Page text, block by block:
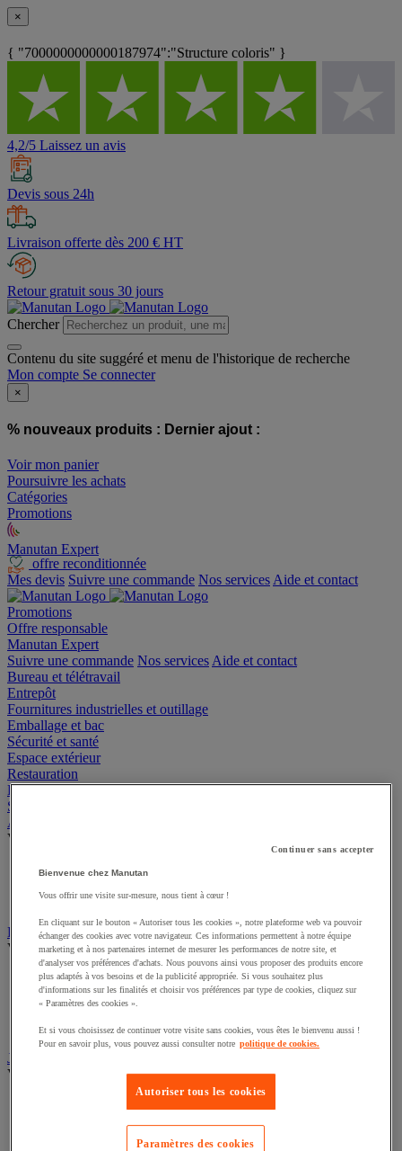
×
{ "7000000000000187974":"Structure coloris" }
4,2/5 Laissez un avis
Devis sous 24h
Livraison offerte dès 200 € HT
Retour gratuit sous 30 jours
Chercher
Contenu du site suggéré et menu de l'historique de recherche
Mon compte Se connecter
×
% nouveaux produits : Dernier ajout :
Voir mon panier
Poursuivre les achats
Catégories
Promotions
Manutan Expert
offre reconditionnée
Mes devis Suivre une commande Nos services Aide et contact
Promotions
Offre responsable
Manutan Expert
Suivre une commande Nos services Aide et contact
Bureau et télétravail
Entrepôt
Fournitures industrielles et outillage
Emballage et bac
Sécurité et santé
Espace extérieur
Restauration
Hygiène
Sports et loisirs
Abri urbain
Voir toute la catégorie
Abri deux roues et multi-usages
Abri polyvalent toile
Drapeau
Voir toute la catégorie
Drapeau officiel
Drapeau publicitaire
Manche à air
Mât
Jardin
Voir toute la catégorie
Jardinière et potager
Continuer sans accepter
Bienvenue chez Manutan
Vous offrir une visite sur-mesure, nous tient à cœur !
En cliquant sur le bouton « Autoriser tous les cookies », notre plateforme web va pouvoir
échanger des cookies avec votre navigateur. Ces informations permettent à notre équipe
marketing et à nos partenaires internet de mesurer les performances de notre site, et
d'analyser vos préférences d'achats. Nous pouvons ainsi vous proposer des produits encore
plus adaptés à vos besoins et de la publicité appropriée. Si vous souhaitez plus
d'informations sur les finalités et choisir vos préférences par type de cookies, cliquez sur
« Paramètres des cookies ».
Et si vous choisissez de continuer votre visite sans cookies, vous êtes le bienvenu aussi !
Pour en savoir plus, vous pouvez aussi consulter notre politique de cookies.
Autoriser tous les cookies
Paramètres des cookies